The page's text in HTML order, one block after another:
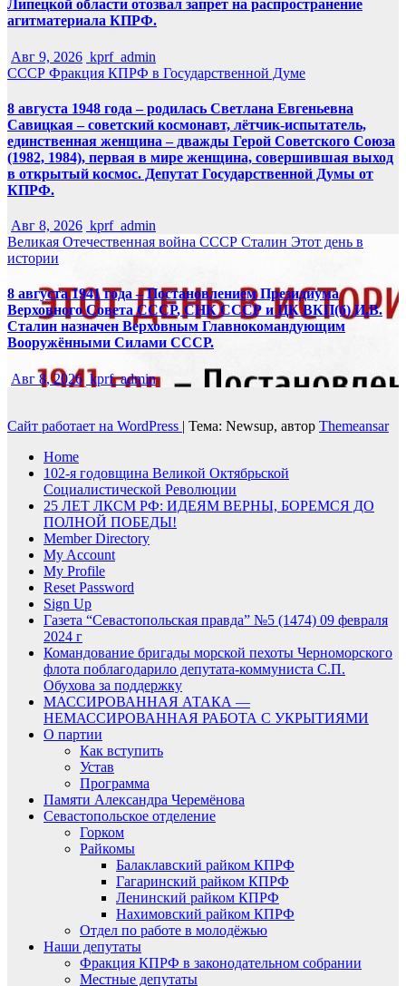
Липецкой области отозвал запрет на распространение
агитматериала КПРФ.
Авг 9, 2026 kprf_admin
СССР Фракция КПРФ в Государственной Думе
8 августа 1948 года – родилась Светлана Евгеньевна
Савицкая – советский космонавт, лётчик-испытатель,
единственная женщина – дважды Герой Советского Союза
(1982, 1984), первая в мире женщина, совершившая выход
в открытый космос. Депутат Государственной Думы от
КПРФ.
Авг 8, 2026 kprf_admin
Великая Отечественная война СССР Сталин Этот день в
истории
8 августа 1941 года – Постановлением Президиума
Верховного Совета СССР, СНК СССР и ЦК ВКП(б) И.В.
Сталин назначен Верховным Главнокомандующим
Вооружёнными Силами СССР.
Авг 8, 2026 kprf_admin
Сайт работает на WordPress | Тема: Newsup, автор Themeansar
Home
102-я годовщина Великой Октябрьской
Социалистической Революции
25 ЛЕТ ЛКСМ РФ: ИДЕЯМ ВЕРНЫ, БОРЕМСЯ ДО
ПОЛНОЙ ПОБЕДЫ!
Member Directory
My Account
My Profile
Reset Password
Sign Up
Газета “Севастопольская правда” №5 (1474) 09 февраля
2024 г
Командование бригады морской пехоты Черноморского
флота поблагодарило депутата-коммуниста С.П.
Обухова за поддержку
МАССИРОВАННАЯ АТАКА —
НЕМАССИРОВАННАЯ РАБОТА С УКРЫТИЯМИ
О партии
Как вступить
Устав
Программа
Памяти Александра Черемёнова
Севастопольское отделение
Горком
Райкомы
Балаклавский райком КПРФ
Гагаринский райком КПРФ
Ленинский райком КПРФ
Нахимовский райком КПРФ
Отдел по работе в молодёжью
Наши депутаты
Фракция КПРФ в законодательном собрании
Местные депутаты